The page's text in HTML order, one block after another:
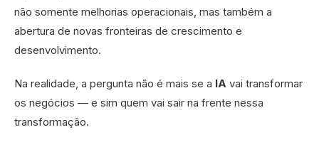
não somente melhorias operacionais, mas também a
abertura de novas fronteiras de crescimento e
desenvolvimento.
Na realidade, a pergunta não é mais se a IA vai transformar
os negócios — e sim quem vai sair na frente nessa
transformação.